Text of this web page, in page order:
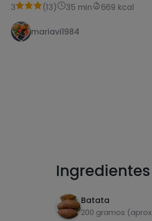
3 (13) 35 min 669 kcal
mariavi1984
Ingredientes
Batata
200 gramos